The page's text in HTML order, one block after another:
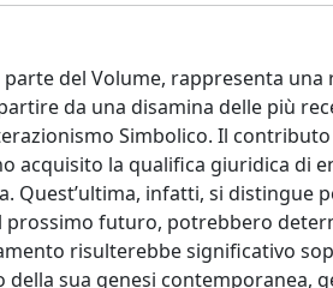
del Volume, rappresenta
da una disamina delle più
Simbolico. Il
acquisito la qualifica giuridica di
Quest’ultima, infatti, si distingue
prossimo futuro, potrebbero
risulterebbe significativo
sua genesi contemporanea,